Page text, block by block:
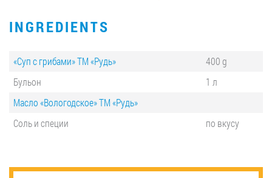
INGREDIENTS
«Суп с грибами» ТМ «Рудь»
400 g
Бульон
1 л
Масло «Вологодское» ТМ «Рудь»
Соль и специи
по вкусу